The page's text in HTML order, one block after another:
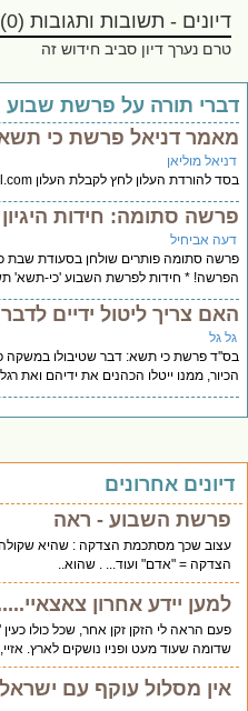
דיונים - תשובות ותגובות (0)
טרם נערך דיון סביב חידוש זה
תורה על פרשת שבוע
דניאל פרשת כי תשא
מוליאן
להורדת העלון לחץ לקבלת העלון
סתומה: חידות היגיון
אביחיל
סתומה פותרים שולחן בסעודת שבת כל
* חידות לפרשת השבוע 'כי-תשא'
צריך ליטול ידיים לדבר
גל
פרשת כי תשא: דבר שטיבולו במשקה
ממנו ייטלו הכהנים את ידיהם ואת
אחרונים
פרשת השבוע - ראה
עצוב שכך מסתכמת הצדקה : שהיא שקולה
הצדקה = "אדם" ועוד... . שהוא..
למען יידע אחרון צאצאיי.....
פעם הראה לי הזקן זקן אחר, שכל כולו כעין
שדומה שעוד מעט ופניו נושקים לארץ.
אין מסלול עוקף עם ישראל